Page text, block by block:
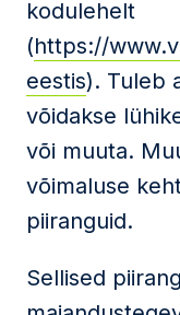
kodulehelt
(https://
eestis). Tuleb
võidakse
või muuta.
võimaluse
piiranguid.
Sellised